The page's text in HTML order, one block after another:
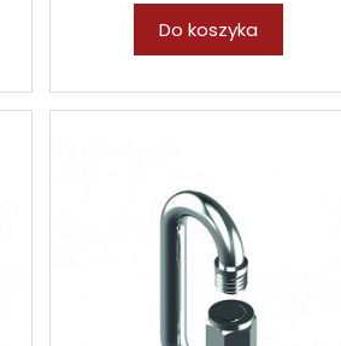
Do koszyka